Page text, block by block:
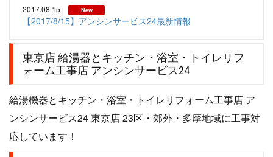
2017.08.15 New
【2017/8/15】アンシンサービス24最新情報
東京店 給湯器とキッチン・浴室・トイレリフ
ォーム工事店 アンシンサービス24
給湯機器とキッチン・浴室・トイレリフォーム工事店 ア
ンシンサービス24 東京店 23区・郊外・多摩地域に工事対
応しています！